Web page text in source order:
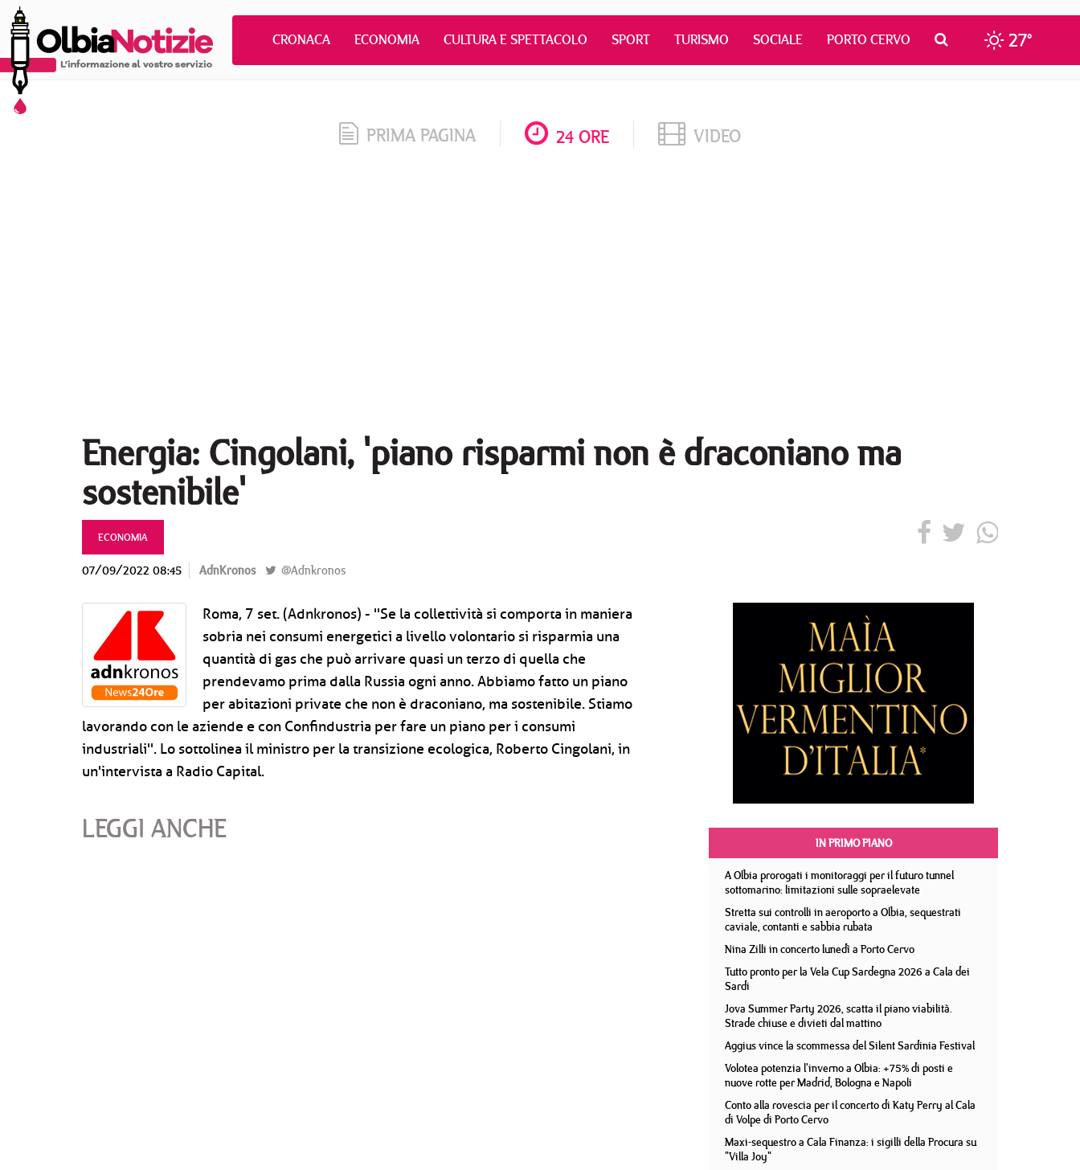
CRONACA ECONOMIA CULTURA E SPETTACOLO SPORT TURISMO SOCIALE PORTO CERVO 27°
PRIMA PAGINA 24 ORE VIDEO
Energia: Cingolani, 'piano risparmi non è draconiano ma
sostenibile'
ECONOMIA
07/09/2022 08:45 AdnKronos @Adnkronos
Roma, 7 set. (Adnkronos) - ''Se la collettività si comporta in maniera
sobria nei consumi energetici a livello volontario si risparmia una
quantità di gas che può arrivare quasi un terzo di quella che
prendevamo prima dalla Russia ogni anno. Abbiamo fatto un piano
per abitazioni private che non è draconiano, ma sostenibile. Stiamo
lavorando con le aziende e con Confindustria per fare un piano per i consumi
industriali''. Lo sottolinea il ministro per la transizione ecologica, Roberto Cingolani, in
un'intervista a Radio Capital.
LEGGI ANCHE
IN PRIMO PIANO
A Olbia prorogati i monitoraggi per il futuro tunnel
sottomarino: limitazioni sulle sopraelevate
Stretta sui controlli in aeroporto a Olbia, sequestrati
caviale, contanti e sabbia rubata
Nina Zilli in concerto lunedì a Porto Cervo
Tutto pronto per la Vela Cup Sardegna 2026 a Cala dei
Sardi
Jova Summer Party 2026, scatta il piano viabilità.
Strade chiuse e divieti dal mattino
Aggius vince la scommessa del Silent Sardinia Festival
Volotea potenzia l'inverno a Olbia: +75% di posti e
nuove rotte per Madrid, Bologna e Napoli
Conto alla rovescia per il concerto di Katy Perry al Cala
di Volpe di Porto Cervo
Maxi-sequestro a Cala Finanza: i sigilli della Procura su
"Villa Joy"